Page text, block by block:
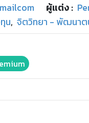
ผู้แต่ง :
น, จิตวิทยา - พัฒนาต